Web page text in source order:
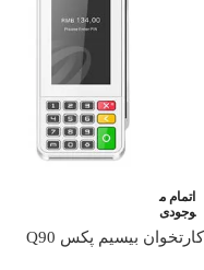
اتمام م
وجودی
کارتخوان بیسیم پکس Q90